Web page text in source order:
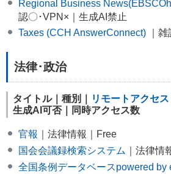
Regional Business
認〇･VPN×｜生成AI禁止
Taxes (CCH AnswerConnect)
｜
法律･政治
タイトル｜種別｜ リモートアクセ
生成AI可否｜同時アクセス数
官報
｜法律情報｜Free
国会会議録検索システム
｜法律情
全国条例データベースpowered by